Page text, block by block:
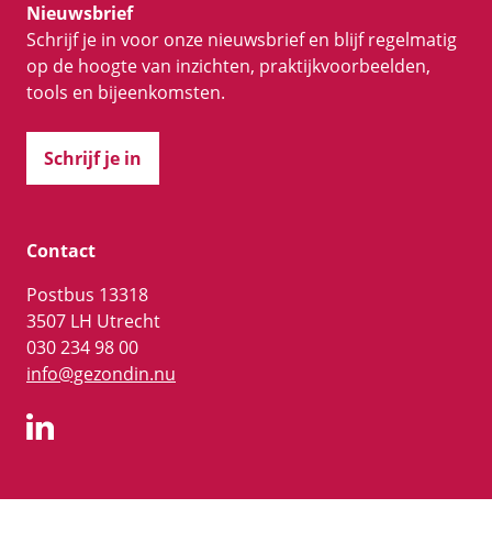
Nieuwsbrief
Schrijf je in voor onze nieuwsbrief en blijf regelmatig
op de hoogte van inzichten, praktijkvoorbeelden,
tools en bijeenkomsten.
Schrijf je in
Contact
Postbus 13318
3507 LH Utrecht
030 234 98 00
info@gezondin.nu